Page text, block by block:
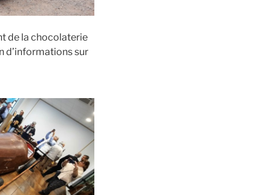
de la chocolaterie
d’informations sur